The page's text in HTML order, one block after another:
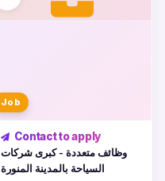
Job
Contact to apply
وظائف متعددة - كبرى شركات
السياحة بالمدينة المنورة